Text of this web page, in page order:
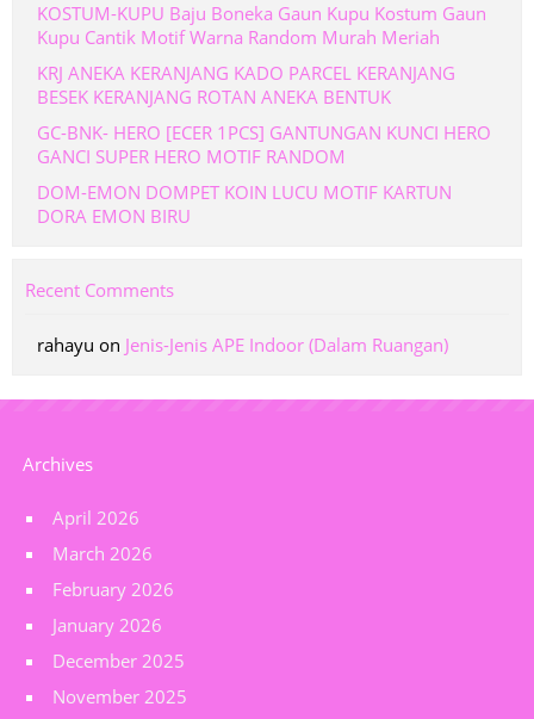
KOSTUM-KUPU Baju Boneka Gaun Kupu Kostum Gaun
Kupu Cantik Motif Warna Random Murah Meriah
KRJ ANEKA KERANJANG KADO PARCEL KERANJANG
BESEK KERANJANG ROTAN ANEKA BENTUK
GC-BNK- HERO [ECER 1PCS] GANTUNGAN KUNCI HERO
GANCI SUPER HERO MOTIF RANDOM
DOM-EMON DOMPET KOIN LUCU MOTIF KARTUN
DORA EMON BIRU
Recent Comments
rahayu on Jenis-Jenis APE Indoor (Dalam Ruangan)
Archives
April 2026
March 2026
February 2026
January 2026
December 2025
November 2025